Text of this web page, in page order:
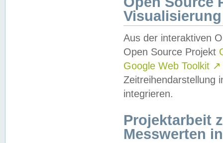
Visualisierung
Aus der interaktiven
Open Source Projekt
Google Web Toolkit ↗
Zeitreihendarstellung
integrieren.
Projektarbeit
Messwerten